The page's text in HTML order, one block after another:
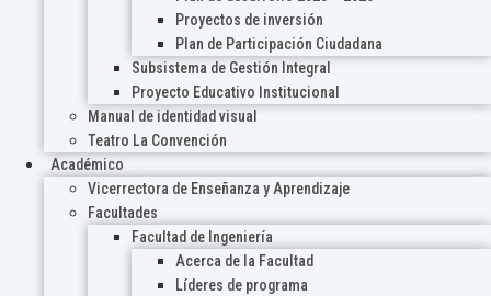
Proyectos de inversión
Plan de Participación Ciudadana
Subsistema de Gestión Integral
Proyecto Educativo Institucional
Manual de identidad visual
Teatro La Convención
Académico
Vicerrectora de Enseñanza y Aprendizaje
Facultades
Facultad de Ingeniería
Acerca de la Facultad
Líderes de programa